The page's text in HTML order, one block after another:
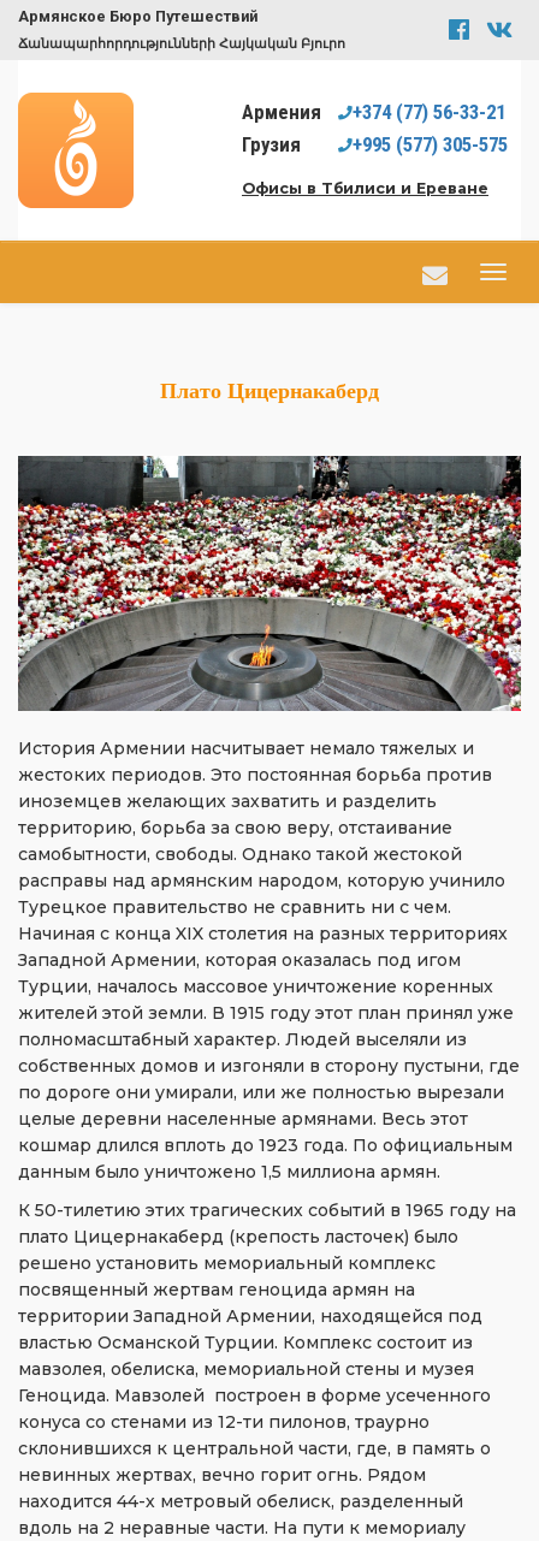
Армянское Бюро Путешествий
Ճանապարհորդությունների Հայկական Բյուրո
Армения +374 (77) 56-33-21
Грузия
+995 (577) 305-575
Офисы в Тбилиси и Ереване
Плато Цицернакаберд
История Армении насчитывает немало тяжелых и
жестоких периодов. Это постоянная борьба против
иноземцев желающих захватить и разделить
территорию, борьба за свою веру, отстаивание
самобытности, свободы. Однако такой жестокой
расправы над армянским народом, которую учинило
Турецкое правительство не сравнить ни с чем.
Начиная с конца XIX столетия на разных территориях
Западной Армении, которая оказалась под игом
Турции, началось массовое уничтожение коренных
жителей этой земли. В 1915 году этот план принял уже
полномасштабный характер. Людей выселяли из
собственных домов и изгоняли в сторону пустыни, где
по дороге они умирали, или же полностью вырезали
целые деревни населенные армянами. Весь этот
кошмар длился вплоть до 1923 года. По официальным
данным было уничтожено 1,5 миллиона армян.
К 50-тилетию этих трагических событий в 1965 году на
плато Цицернакаберд (крепость ласточек) было
решено установить мемориальный комплекс
посвященный жертвам геноцида армян на
территории Западной Армении, находящейся под
властью Османской Турции. Комплекс состоит из
мавзолея, обелиска, мемориальной стены и музея
Геноцида. Мавзолей построен в форме усеченного
конуса со стенами из 12-ти пилонов, траурно
склонившихся к центральной части, где, в память о
невинных жертвах, вечно горит огнь. Рядом
находится 44-х метровый обелиск, разделенный
вдоль на 2 неравные части. На пути к мемориалу